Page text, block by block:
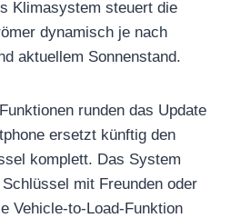
Klimasystem steuert die
dynamisch je nach
aktuellem Sonnenstand.
runden das Update
ersetzt künftig den
komplett. Das System
mit Freunden oder
Vehicle-to-Load-Funktion